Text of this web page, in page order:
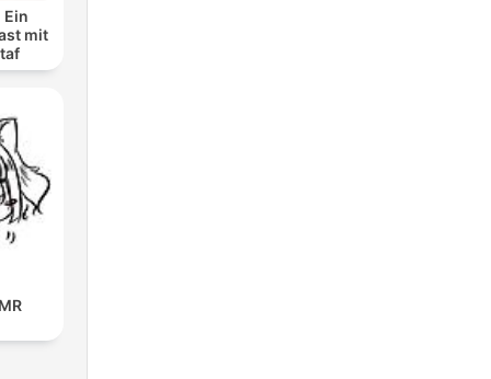
Ein
mit